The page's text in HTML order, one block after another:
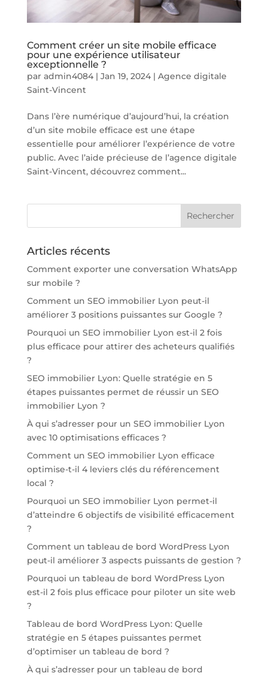
Comment créer un site mobile efficace
pour une expérience utilisateur
exceptionnelle ?
par admin4084| Jan 19, 2024| Agence digitale
Saint-Vincent
Dans l’ère numérique d’aujourd’hui, la création
d’un site mobile efficace est une étape
essentielle pour améliorer l’expérience de votre
public. Avec l’aide précieuse de l’agence digitale
Saint-Vincent, découvrez comment...
Articles récents
Comment exporter une conversation WhatsApp
sur mobile ?
Comment un SEO immobilier Lyon peut-il
améliorer 3 positions puissantes sur Google ?
Pourquoi un SEO immobilier Lyon est-il 2 fois
plus efficace pour attirer des acheteurs qualifiés
?
SEO immobilier Lyon: Quelle stratégie en 5
étapes puissantes permet de réussir un SEO
immobilier Lyon ?
À qui s’adresser pour un SEO immobilier Lyon
avec 10 optimisations efficaces ?
Comment un SEO immobilier Lyon efficace
optimise-t-il 4 leviers clés du référencement
local ?
Pourquoi un SEO immobilier Lyon permet-il
d’atteindre 6 objectifs de visibilité efficacement
?
Comment un tableau de bord WordPress Lyon
peut-il améliorer 3 aspects puissants de gestion ?
Pourquoi un tableau de bord WordPress Lyon
est-il 2 fois plus efficace pour piloter un site web
?
Tableau de bord WordPress Lyon: Quelle
stratégie en 5 étapes puissantes permet
d’optimiser un tableau de bord ?
À qui s’adresser pour un tableau de bord